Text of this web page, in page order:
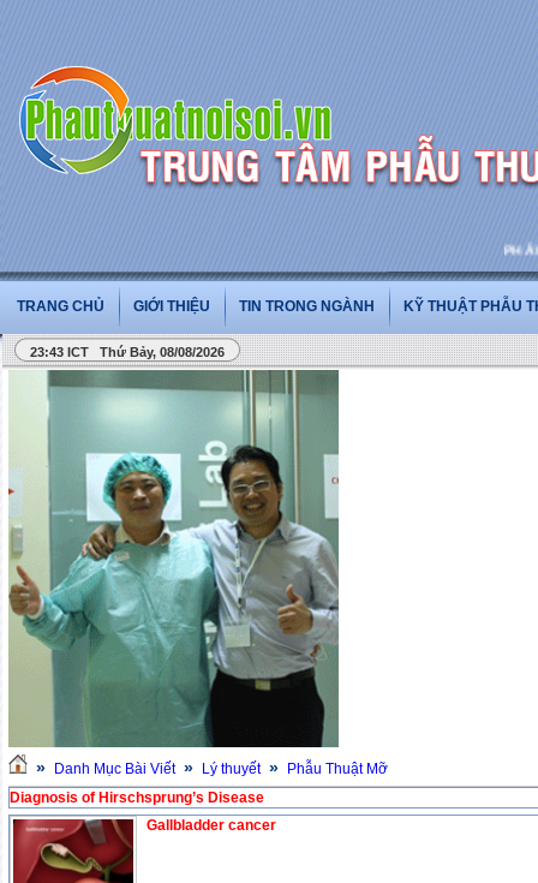
PHẪU
TRANG CHỦ GIỚI THIỆU TIN TRONG NGÀNH KỸ THUẬT PHẪU
23:44 ICT Thứ Bảy, 08/08/2026
» Danh Mục Bài Viết » Lý thuyết »
Phẫu Thuật Mỡ
Diagnosis of Hirschsprung’s Disease
Gallbladder cancer